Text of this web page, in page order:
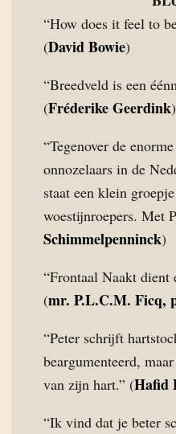
“How does it feel to
(David Bowie)
“Breedveld is een
(Fréderike Geerdink)
“Tegenover de
onnozelaars in de
staat een klein
woestijnroepers. Met
Schimmelpenninck)
“Frontaal Naakt dient
(mr. P.L.C.M. Ficq,
“Peter schrijft
beargumenteerd,
van zijn hart.” (Hafid
“Ik vind dat je beter